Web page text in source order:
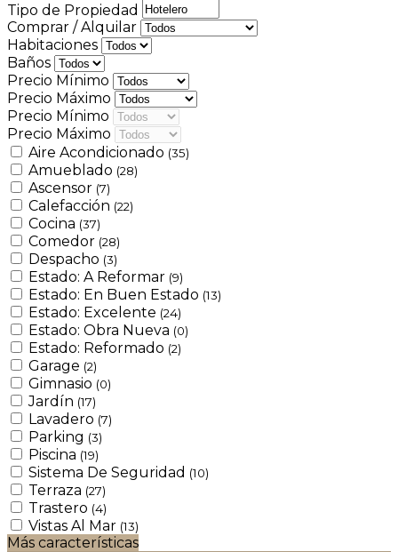
Tipo de Propiedad
Comprar / Alquilar
Habitaciones
Baños
Precio Mínimo
Precio Máximo
Precio Mínimo
Precio Máximo
Aire Acondicionado (35)
Amueblado (28)
Ascensor (7)
Calefacción (22)
Cocina (37)
Comedor (28)
Despacho (3)
Estado: A Reformar (9)
Estado: En Buen Estado (13)
Estado: Excelente (24)
Estado: Obra Nueva (0)
Estado: Reformado (2)
Garage (2)
Gimnasio (0)
Jardín (17)
Lavadero (7)
Parking (3)
Piscina (19)
Sistema De Seguridad (10)
Terraza (27)
Trastero (4)
Vistas Al Mar (13)
Más características